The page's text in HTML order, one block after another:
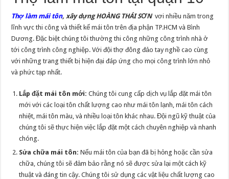
Thợ làm mái tôn, xây dựng HOÀNG THÁI SƠNvơi nhiều năm trong
lĩnh vực thi công và thiết kế mái tôn trên địa phận TP.HCM và Bình
Dương. Đặc biệt chúng tôi thường thi công những công trình nhà ở
tới công trình công nghiệp. Với đội thợ đông đảo tay nghề cao cùng
với những trang thiết bị hiện đại đáp ứng cho mọi công trình lớn nhỏ
và phức tạp nhất.
Lắp đặt mái tôn mới: Chúng tôi cung cấp dịch vụ lắp đặt mái tôn
mới với các loại tôn chất lượng cao như mái tôn lạnh, mái tôn cách
nhiệt, mái tôn màu, và nhiều loại tôn khác nhau. Đội ngũ kỹ thuật của
chúng tôi sẽ thực hiện việc lắp đặt một cách chuyên nghiệp và nhanh
chóng.
Sửa chữa mái tôn: Nếu mái tôn của bạn đã bị hỏng hoặc cần sửa
chữa, chúng tôi sẽ đảm bảo rằng nó sẽ được sửa lại một cách kỹ
thuật và đáng tin cậy. Chúng tôi sử dụng các vật liệu chất lượng cao